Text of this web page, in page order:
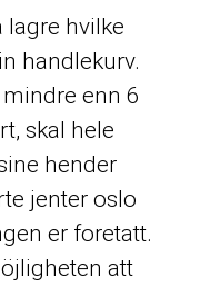
hvilke
handlekurv.
enn 6
skal hele
hender
jenter oslo
er foretatt.
att